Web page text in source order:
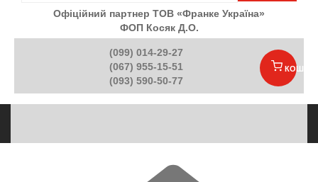
Офіційний партнер ТОВ «Франке Україна»
ФОП Косяк Д.О.
(099) 014-29-27
(067) 955-15-51
(093) 590-50-77
КОШИК